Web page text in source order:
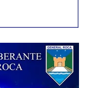
el ministro de
director ejecutivo de la
y Ejecución del
Martín Camiña.